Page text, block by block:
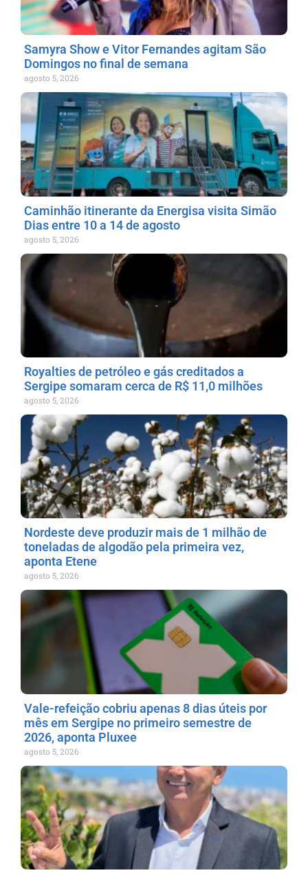
Samyra Show e Vitor Fernandes agitam São
Domingos no final de semana
agosto 5, 2026
Caminhão itinerante da Energisa visita Simão
Dias entre 10 a 14 de agosto
agosto 5, 2026
Royalties de petróleo e gás creditados a
Sergipe somaram cerca de R$ 11,0 milhões
agosto 5, 2026
Nordeste deve produzir mais de 1 milhão de
toneladas de algodão pela primeira vez,
aponta Etene
agosto 5, 2026
Vale-refeição cobriu apenas 8 dias úteis por
mês em Sergipe no primeiro semestre de
2026, aponta Pluxee
agosto 5, 2026